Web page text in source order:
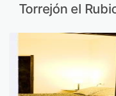
Torrejón el